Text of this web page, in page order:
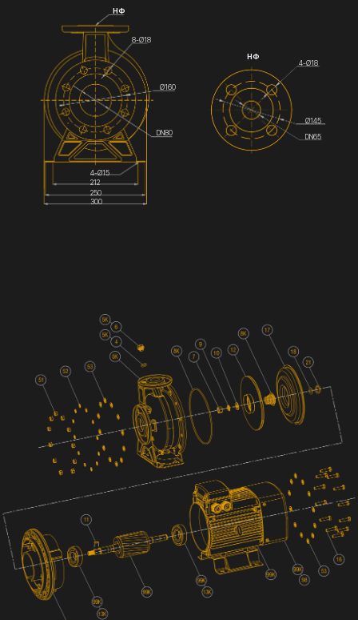
НФ
НФ
DN80
DN65
8-Ø18
Ø160
4-Ø15
212
250
300
4-Ø18
Ø145